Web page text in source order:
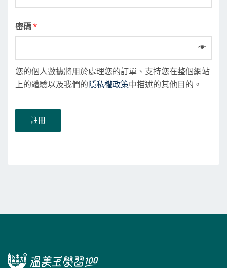
密碼 *
您的個人數據將用於處理您的訂單、支持您在整個網站
上的體驗以及我們的隱私權政策中描述的其他目的。
註冊